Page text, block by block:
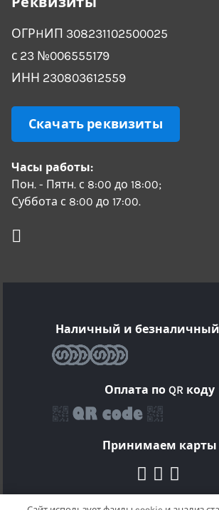
ОГРHИП 308231102500025
с 23 №006555179
ИНН 230803612559
Скачать реквизиты
Часы работы:
Пон. - Пятн. с 8:00 до 18:00;
Суббота с 8:00 до 17:00.
Наличный и безналичный
Оплата по QR коду
Принимаем карты